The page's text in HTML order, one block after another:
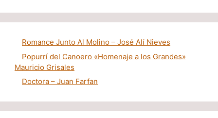
Romance Junto Al Molino – José Alí Nieves
Popurrí del Canoero «Homenaje a los Grandes»
Mauricio Grisales
Doctora – Juan Farfan